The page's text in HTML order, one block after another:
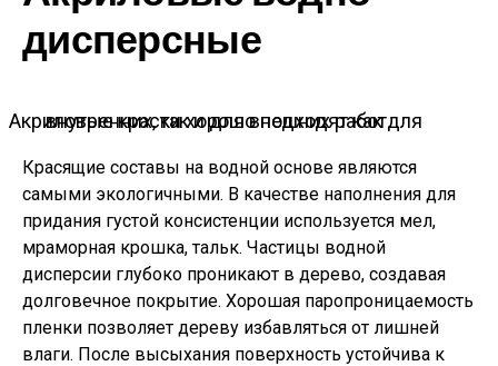
дисперсные
Акриловые краски хорошо подходят как для внутренних, так и для внешних работ
Красящие составы на водной основе являются
самыми экологичными. В качестве наполнения для
придания густой консистенции используется мел,
мраморная крошка, тальк. Частицы водной
дисперсии глубоко проникают в дерево, создавая
долговечное покрытие. Хорошая паропроницаемость
пленки позволяет дереву избавляться от лишней
влаги. После высыхания поверхность устойчива к